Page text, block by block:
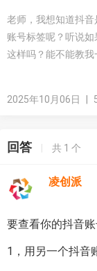
老师，我想知道抖
账号标签呢？听说
这样吗？能不能教我
2025年10月06日
回答 | 共 1 个
凌创派
要查看你的抖音
1，用另一个抖音